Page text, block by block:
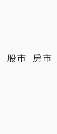
股市 房市